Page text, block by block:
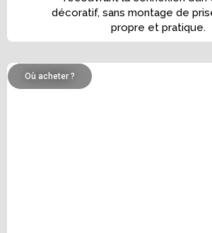
décoratif, sans montage de
propre et pratique.
Où acheter ?